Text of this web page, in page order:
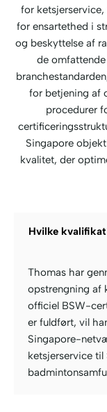
for
for ensartethed i
og beskyttelse af
de
for betjening af
procedurer
Singapore
kvalitet, der
Hvilke
Thomas har
opstrengning af
officiel BSW-
er fuldført, vil
Singapore-
ketsjerservice